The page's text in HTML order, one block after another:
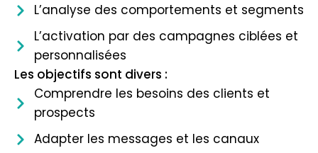
L’analyse des comportements et segments
L’activation par des campagnes ciblées et
personnalisées
Les objectifs sont divers :
Comprendre les besoins des clients et
prospects
Adapter les messages et les canaux